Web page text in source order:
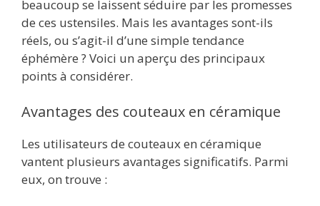
beaucoup se laissent séduire par les promesses
de ces ustensiles. Mais les avantages sont-ils
réels, ou s’agit-il d’une simple tendance
éphémère ? Voici un aperçu des principaux
points à considérer.
Avantages des couteaux en céramique
Les utilisateurs de couteaux en céramique
vantent plusieurs avantages significatifs. Parmi
eux, on trouve :